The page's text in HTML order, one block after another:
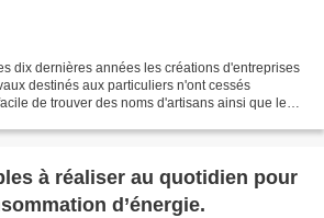
dix dernières années les créations d'entreprises
destinés aux particuliers n'ont cessés
de trouver des noms d'artisans ainsi que leur
à réaliser au quotidien pour
d’énergie.